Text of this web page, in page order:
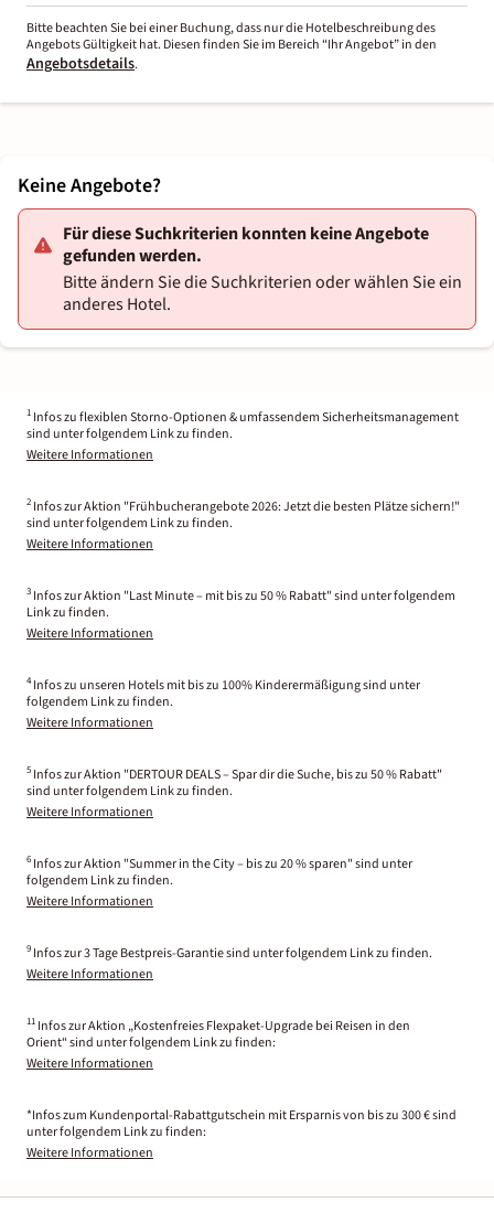
Bitte beachten Sie bei einer Buchung, dass nur die Hotelbeschreibung des
Angebots Gültigkeit hat. Diesen finden Sie im Bereich “Ihr Angebot” in den
Angebotsdetails.
Keine Angebote?
Für diese Suchkriterien konnten keine Angebote
gefunden werden.
Bitte ändern Sie die Suchkriterien oder wählen Sie ein
anderes Hotel.
1 Infos zu flexiblen Storno-Optionen & umfassendem Sicherheitsmanagement
sind unter folgendem Link zu finden.
Weitere Informationen
2 Infos zur Aktion "Frühbucherangebote 2026: Jetzt die besten Plätze sichern!"
sind unter folgendem Link zu finden.
Weitere Informationen
3 Infos zur Aktion "Last Minute – mit bis zu 50 % Rabatt" sind unter folgendem
Link zu finden.
Weitere Informationen
4 Infos zu unseren Hotels mit bis zu 100% Kinderermäßigung sind unter
folgendem Link zu finden.
Weitere Informationen
5 Infos zur Aktion "DERTOUR DEALS – Spar dir die Suche, bis zu 50 % Rabatt"
sind unter folgendem Link zu finden.
Weitere Informationen
6 Infos zur Aktion "Summer in the City – bis zu 20 % sparen" sind unter
folgendem Link zu finden.
Weitere Informationen
9 Infos zur 3 Tage Bestpreis-Garantie sind unter folgendem Link zu finden.
Weitere Informationen
11 Infos zur Aktion „Kostenfreies Flexpaket-Upgrade bei Reisen in den
Orient“ sind unter folgendem Link zu finden:
Weitere Informationen
*Infos zum Kundenportal-Rabattgutschein mit Ersparnis von bis zu 300 € sind
unter folgendem Link zu finden:
Weitere Informationen